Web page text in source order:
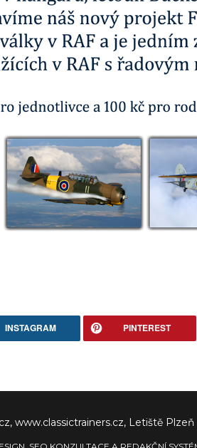
INSTAGRAM PINTEREST
www.classictrainers.cz, Letiště